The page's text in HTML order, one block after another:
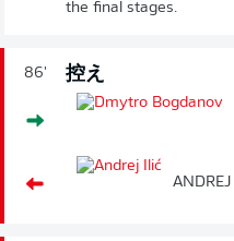
the final stages.
86' 控え
ANDREJ